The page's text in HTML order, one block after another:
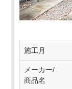
施工月
メーカー/
商品名